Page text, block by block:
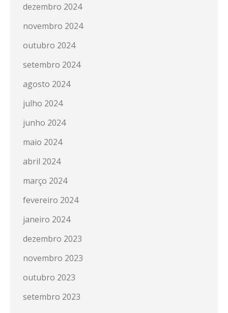
dezembro 2024
novembro 2024
outubro 2024
setembro 2024
agosto 2024
julho 2024
junho 2024
maio 2024
abril 2024
março 2024
fevereiro 2024
janeiro 2024
dezembro 2023
novembro 2023
outubro 2023
setembro 2023